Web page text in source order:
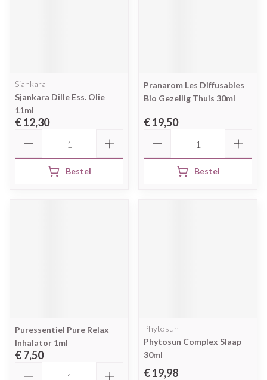
Sjankara
Sjankara Dille Ess. Olie
11ml
€ 12,30
Bestel
Pranarom Les Diffusables
Bio Gezellig Thuis 30ml
€ 19,50
Bestel
Puressentiel Pure Relax
Inhalator 1ml
€ 7,50
Phytosun
Phytosun Complex Slaap
30ml
€ 19,98